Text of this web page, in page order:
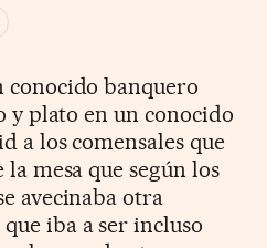
conocido banquero
y plato en un conocido
a los comensales que
mesa que según los
avecinaba otra
que iba a ser incluso